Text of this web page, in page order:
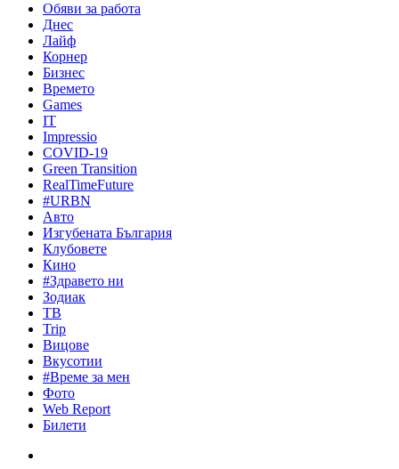
Обяви за работа
Днес
Лайф
Корнер
Бизнес
Времето
Games
IT
Impressio
COVID-19
Green Transition
RealTimeFuture
#URBN
Авто
Изгубената България
Клубовете
Кино
#Здравето ни
Зодиак
ТВ
Trip
Вицове
Вкусотии
#Време за мен
Фото
Web Report
Билети